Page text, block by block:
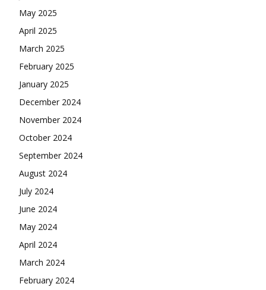
May 2025
April 2025
March 2025
February 2025
January 2025
December 2024
November 2024
October 2024
September 2024
August 2024
July 2024
June 2024
May 2024
April 2024
March 2024
February 2024